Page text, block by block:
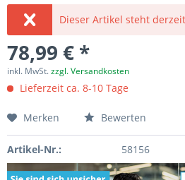
Dieser Artikel steht
78,99 € *
inkl. MwSt.zzgl. Versandkosten
Lieferzeit ca. 8-10 Tage
Merken Bewerten
Artikel-Nr.: 58156